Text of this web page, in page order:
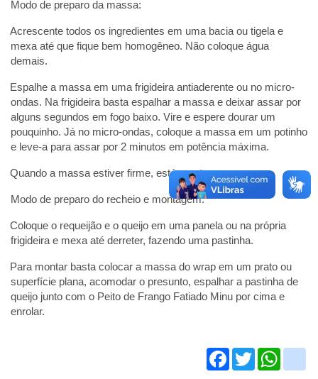
Modo de preparo da massa:
Acrescente todos os ingredientes em uma bacia ou tigela e
mexa até que fique bem homogêneo. Não coloque água
demais.
Espalhe a massa em uma frigideira antiaderente ou no micro-
ondas. Na frigideira basta espalhar a massa e deixar assar por
alguns segundos em fogo baixo. Vire e espere dourar um
pouquinho. Já no micro-ondas, coloque a massa em um potinho
e leve-a para assar por 2 minutos em potência máxima.
Quando a massa estiver firme, está pronto.
Modo de preparo do recheio e montagem:
Coloque o requeijão e o queijo em uma panela ou na própria
frigideira e mexa até derreter, fazendo uma pastinha.
Para montar basta colocar a massa do wrap em um prato ou
superfície plana, acomodar o presunto, espalhar a pastinha de
queijo junto com o Peito de Frango Fatiado Minu por cima e
enrolar.
Facebook
Twitter